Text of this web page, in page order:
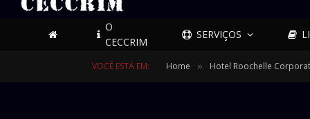
O
CECCRIM
SERVIÇOS
VOCÊ ESTÁ EM: Home » Hotel Roochelle